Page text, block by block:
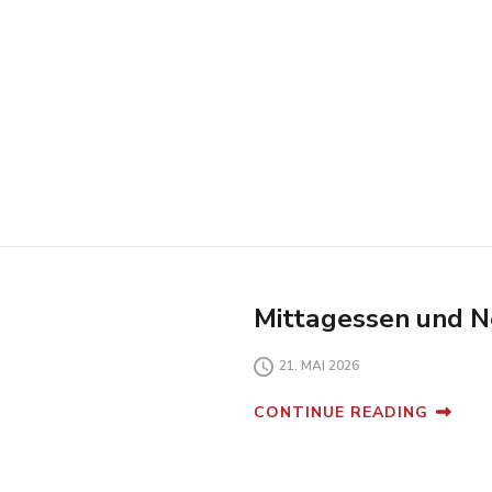
Mittagessen und
21. MAI 2026
CONTINUE READING